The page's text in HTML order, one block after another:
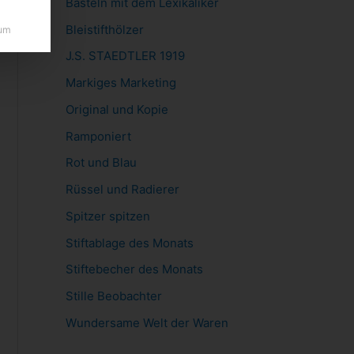
Bleistifthölzer
J.S. STAEDTLER 1919
Markiges Marketing
Original und Kopie
Ramponiert
Rot und Blau
Rüssel und Radierer
Spitzer spitzen
Stiftablage des Monats
Stiftebecher des Monats
Stille Beobachter
Wundersame Welt der Waren